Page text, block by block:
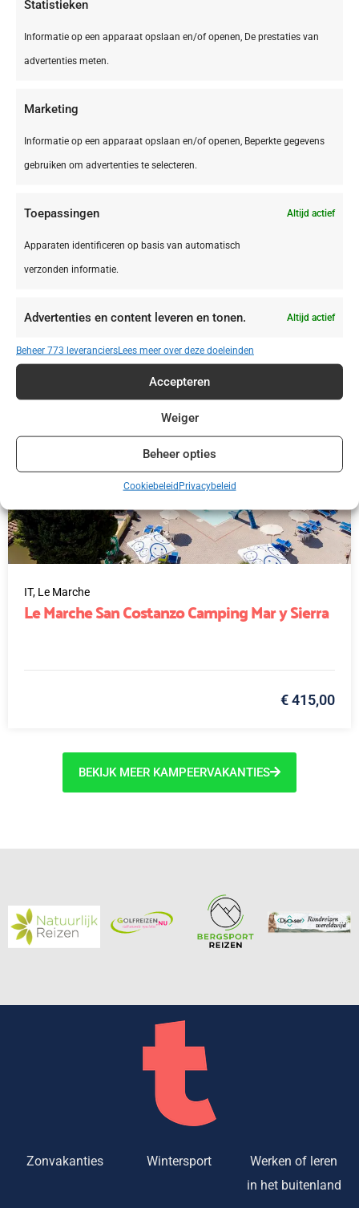
Statistieken
Informatie op een apparaat opslaan en/of openen, De prestaties van
advertenties meten.
Marketing
Informatie op een apparaat opslaan en/of openen, Beperkte gegevens
gebruiken om advertenties te selecteren.
Toepassingen Altijd actief
Apparaten identificeren op basis van automatisch
verzonden informatie.
Advertenties en content leveren en tonen. Altijd actief
Beheer 773 leveranciersLees meer over deze doeleinden
Accepteren
Weiger
Beheer opties
CookiebeleidPrivacybeleid
DE,Bliesgau
Bliesgau Gersheim Camping Walsheim
€ 395,00
IT, Le Marche
Le Marche San Costanzo Camping Mar y Sierra
€ 415,00
BEKIJK MEER KAMPEERVAKANTIES
Zonvakanties Wintersport
Werken of leren
in het buitenland